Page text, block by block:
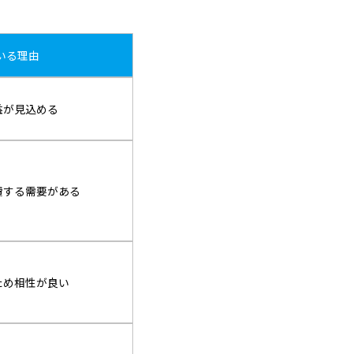
る理由
見込める
る需要がある
相性が良い